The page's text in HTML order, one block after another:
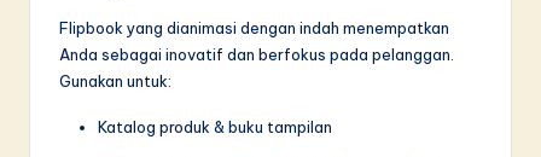
Flipbook yang dianimasi dengan indah menempatkan
Anda sebagai inovatif dan berfokus pada pelanggan.
Gunakan untuk:
Katalog produk & buku tampilan